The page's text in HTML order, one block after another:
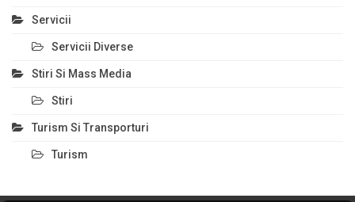
Servicii
Servicii Diverse
Stiri Si Mass Media
Stiri
Turism Si Transporturi
Turism